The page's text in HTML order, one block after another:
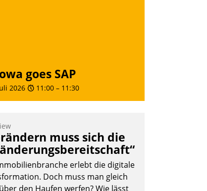
goes SAP
2026 11:00 – 11:30
muss sich die
erlebt die digitale
Doch muss man gleich
den Haufen werfen? Wie lässt